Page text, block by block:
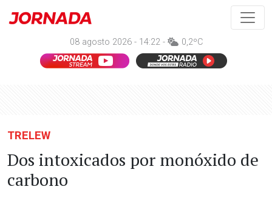
08 agosto 2026 - 14:22 - 0,2ºC
TRELEW
Dos intoxicados por monóxido de
carbono